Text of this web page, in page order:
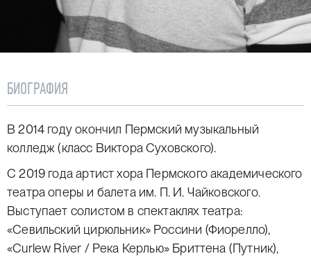
БИОГРАФИЯ
В 2014 году окончил Пермский музыкальный
колледж (класс Виктора Суховского).
С 2019 года артист хора Пермского академического
театра оперы и балета им. П. И. Чайковского.
Выступает солистом в спектаклях театра:
«Севильский цирюльник» Россини (Фиорелло),
«Curlew River / Река Керлью» Бриттена (Путник),